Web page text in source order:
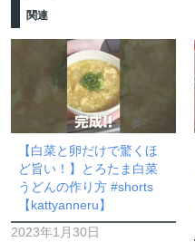
関連
【白菜と卵だけで驚くほ
ど旨い！】とろたま白菜
うどんの作り方 #shorts
【kattyanneru】
2023年1月30日